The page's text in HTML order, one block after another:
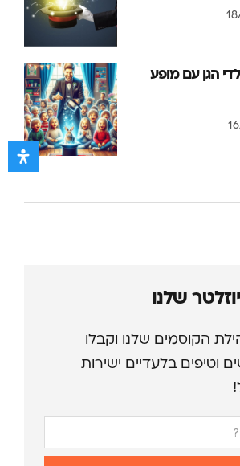
הגן עם מופע
שלנו
הקוסמים שלנו וקבלו
וטיפים בלעדיים ישירות